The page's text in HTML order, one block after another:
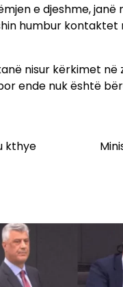
e djeshme,
humbur
nisur kërkimet
ende nuk është
kthye